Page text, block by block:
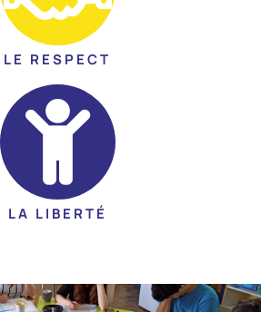
LE RESPECT
LA LIBERTÉ